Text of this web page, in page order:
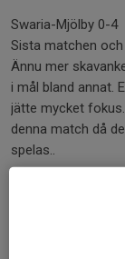
Swaria-Mjölby 0-4
Sista matchen
Ännu mer
i mål bland annat.
jätte mycket
denna match då
spelas..
Vill rikta ett stort
möjlighet. Och